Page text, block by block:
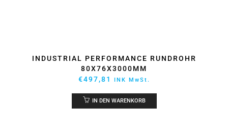
INDUSTRIAL PERFORMANCE RUNDROHR
80X76X3000MM
€497,81 INK MwSt.
IN DEN WARENKORB